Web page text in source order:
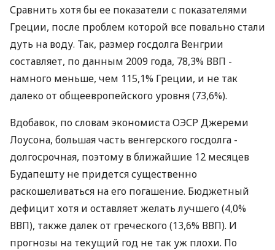
Сравнить хотя бы ее показатели с показателями
Греции, после проблем которой все повально стали
дуть на воду. Так, размер госдолга Венгрии
составляет, по данным 2009 года, 78,3% ВВП -
намного меньше, чем 115,1% Греции, и не так
далеко от общеевропейского уровня (73,6%).
Вдобавок, по словам экономиста ОЭСР Джереми
Лоусона, большая часть венгерского госдолга -
долгосрочная, поэтому в ближайшие 12 месяцев
Будапешту не придется существенно
раскошеливаться на его погашение. Бюджетный
дефицит хотя и оставляет желать лучшего (4,0%
ВВП), также далек от греческого (13,6% ВВП). И
прогнозы на текущий год не так уж плохи. По